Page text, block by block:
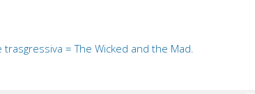
= The Wicked and the Mad.